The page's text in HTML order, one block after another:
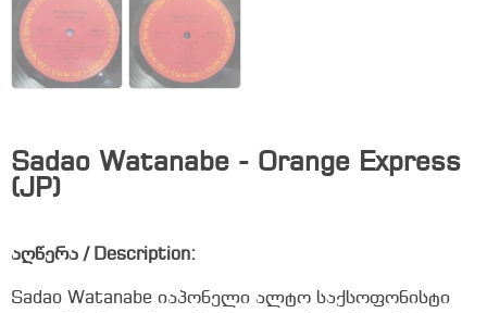
Sadao Watanabe - Orange Express
(JP)
აღწერა / Description:
Sadao Watanabe იაპონელი ალტო საქსოფონისტი